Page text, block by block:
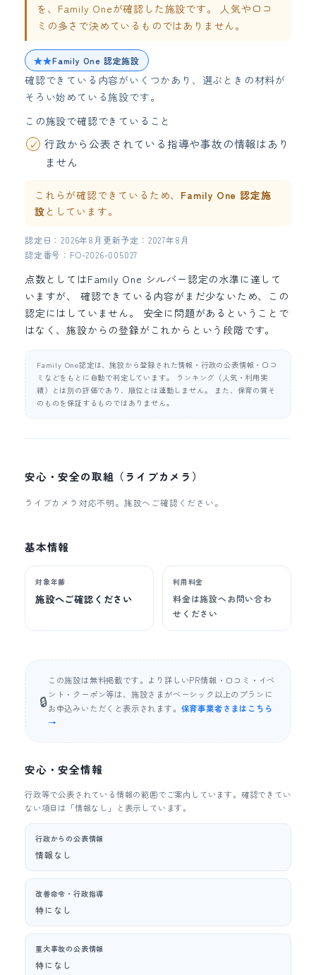
を、Family Oneが確認した施設です。 人気や口コ
ミの多さで決めているものではありません。
★★Family One 認定施設
確認できている内容がいくつかあり、選ぶときの材料が
そろい始めている施設です。
この施設で確認できていること
行政から公表されている指導や事故の情報はあり
ません
これらが確認できているため、 Family One 認定施
設 としています。
認定日：2026年8月 更新予定：2027年8月
認定番号：FO-2026-005027
点数としてはFamily One シルバー認定の水準に達して
いますが、 確認できている内容がまだ少ないため、この
認定にはしていません。 安全に問題があるということで
はなく、施設からの登録がこれからという段階です。
Family One認定は、施設から登録された情報・行政の公表情報・口コ
ミなどをもとに自動で判定しています。 ランキング（人気・利用実
績）とは別の評価であり、順位とは連動しません。 また、保育の質そ
のものを保証するものではありません。
安心・安全の取組（ライブカメラ）
ライブカメラ対応不明。施設へご確認ください。
基本情報
対象年齢
施設へご確認ください
利用料金
料金は施設へお問い合わ
せください
🔒
この施設は無料掲載です。より詳しいPR情報・口コミ・イベ
ント・クーポン等は、施設さまがベーシック以上のプランに
お申込みいただくと表示されます。 保育事業者さまはこちら
→
安心・安全情報
行政等で公表されている情報の範囲でご案内しています。確認できてい
ない項目は「情報なし」と表示しています。
行政からの公表情報
情報なし
改善命令・行政指導
特になし
重大事故の公表情報
特になし